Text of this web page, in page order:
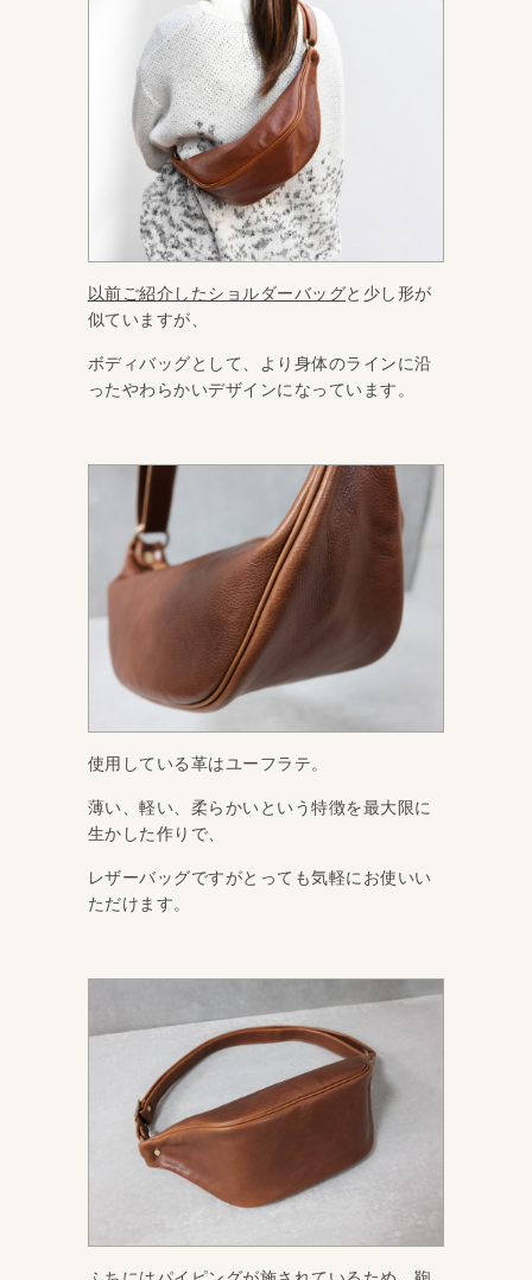
以前ご紹介したショルダーバッグと少し形が
似ていますが、
ボディバッグとして、より身体のラインに沿
ったやわらかいデザインになっています。
使用している革はユーフラテ。
薄い、軽い、柔らかいという特徴を最大限に
生かした作りで、
レザーバッグですがとっても気軽にお使いい
ただけます。